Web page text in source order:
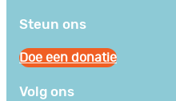
Steun ons
Doe een donatie
Volg ons